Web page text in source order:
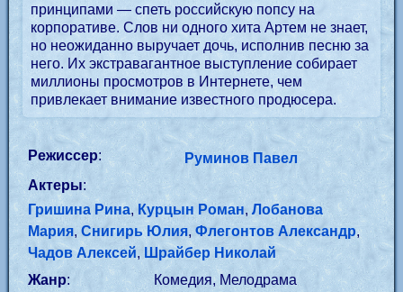
принципами — спеть российскую попсу на
корпоративе. Слов ни одного хита Артем не знает,
но неожиданно выручает дочь, исполнив песню за
него. Их экстравагантное выступление собирает
миллионы просмотров в Интернете, чем
привлекает внимание известного продюсера.
Режиссер:
Руминов Павел
Актеры:
Гришина Рина,Курцын Роман, Лобанова
Мария, Снигирь Юлия, Флегонтов Александр,
Чадов Алексей, Шрайбер Николай
Жанр: Комедия, Мелодрама